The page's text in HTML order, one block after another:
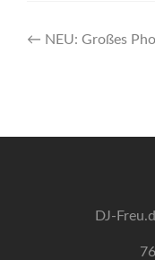
Artikel-
← NEU: Großes
DJ-